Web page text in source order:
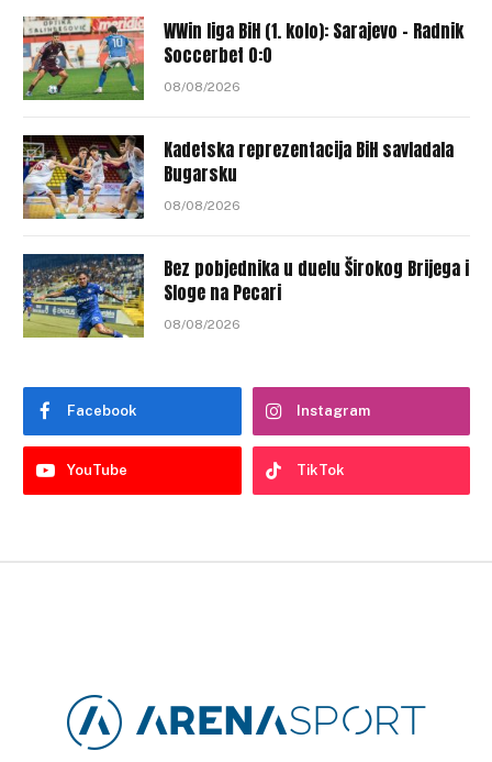
WWin liga BiH (1. kolo): Sarajevo – Radnik
Soccerbet 0:0
08/08/2026
Kadetska reprezentacija BiH savladala
Bugarsku
08/08/2026
Bez pobjednika u duelu Širokog Brijega i
Sloge na Pecari
08/08/2026
Facebook Instagram
YouTube TikTok